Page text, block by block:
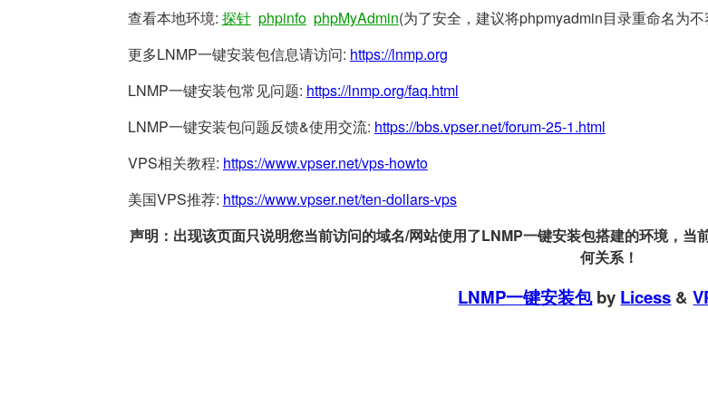
查看本地环境: 探针 phpinfo phpMyAdmin(为了安全，建议将phpmyadmin目录重命名为
更多LNMP一键安装包信息请访问: https://lnmp.org
LNMP一键安装包常见问题: https://lnmp.org/faq.html
LNMP一键安装包问题反馈&使用交流: https://bbs.vpser.net/forum-25-1.html
VPS相关教程: https://www.vpser.net/vps-howto
美国VPS推荐: https://www.vpser.net/ten-dollars-vps
声明：出现该页面只说明您当前访问的域名/网站使用了LNMP一键安装包搭建的环境，
何关系！
LNMP一键安装包by Licess &